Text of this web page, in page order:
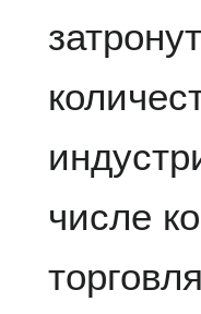
числе